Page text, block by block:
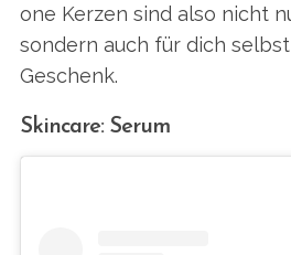
one Kerzen sind also nicht
sondern auch für dich
Geschenk.
Skincare: Serum